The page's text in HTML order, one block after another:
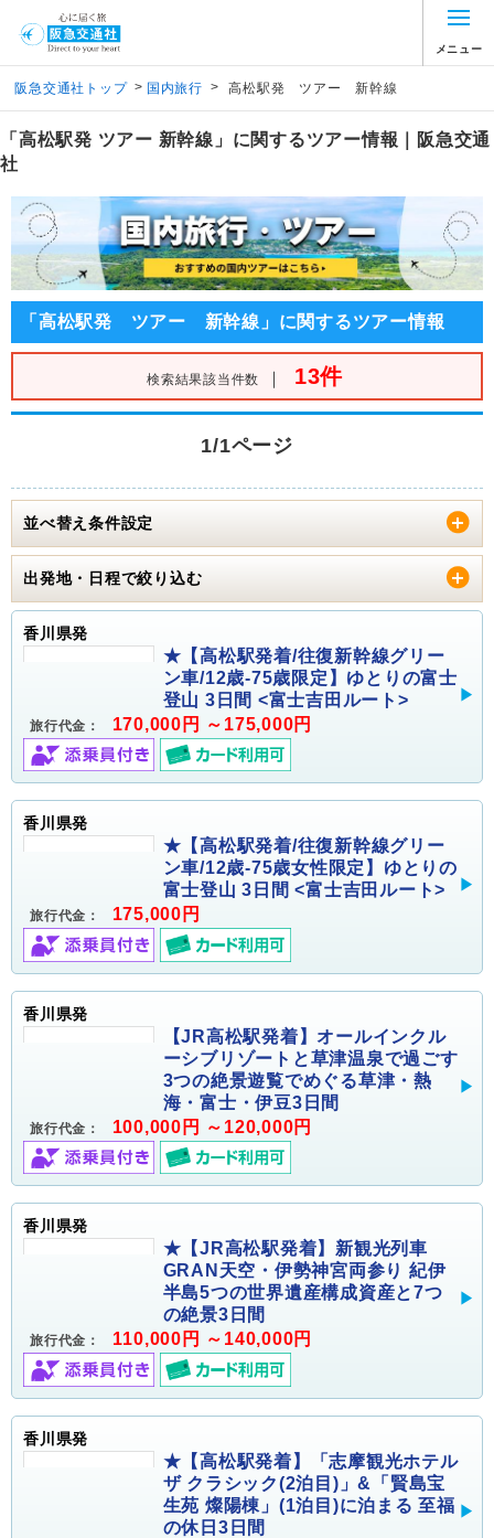
メニュー
阪急交通社トップ > 国内旅行 > 高松駅発 ツアー 新幹線
「高松駅発 ツアー 新幹線」に関するツアー情報｜阪急交通
社
「高松駅発 ツアー 新幹線」に関するツアー情報
検索結果該当件数 ｜ 13件
1/1ページ
並べ替え条件設定
出発地・日程で絞り込む
香川県発
★【高松駅発着/往復新幹線グリー
ン車/12歳-75歳限定】ゆとりの富士
登山 3日間 <富士吉田ルート>
旅行代金： 170,000円 ～175,000円
香川県発
★【高松駅発着/往復新幹線グリー
ン車/12歳-75歳女性限定】ゆとりの
富士登山 3日間 <富士吉田ルート>
旅行代金： 175,000円
香川県発
【JR高松駅発着】オールインクル
ーシブリゾートと草津温泉で過ごす
3つの絶景遊覧でめぐる草津・熱
海・富士・伊豆3日間
旅行代金： 100,000円 ～120,000円
香川県発
★【JR高松駅発着】新観光列車
GRAN天空・伊勢神宮両参り 紀伊
半島5つの世界遺産構成資産と7つ
の絶景3日間
旅行代金： 110,000円 ～140,000円
香川県発
★【高松駅発着】「志摩観光ホテル
ザ クラシック(2泊目)」&「賢島宝
生苑 燦陽棟」(1泊目)に泊まる 至福
の休日3日間